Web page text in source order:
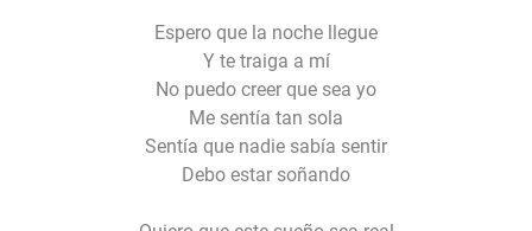
Espero que la noche llegue
Y te traiga a mí
No puedo creer que sea yo
Me sentía tan sola
Sentía que nadie sabía sentir
Debo estar soñando